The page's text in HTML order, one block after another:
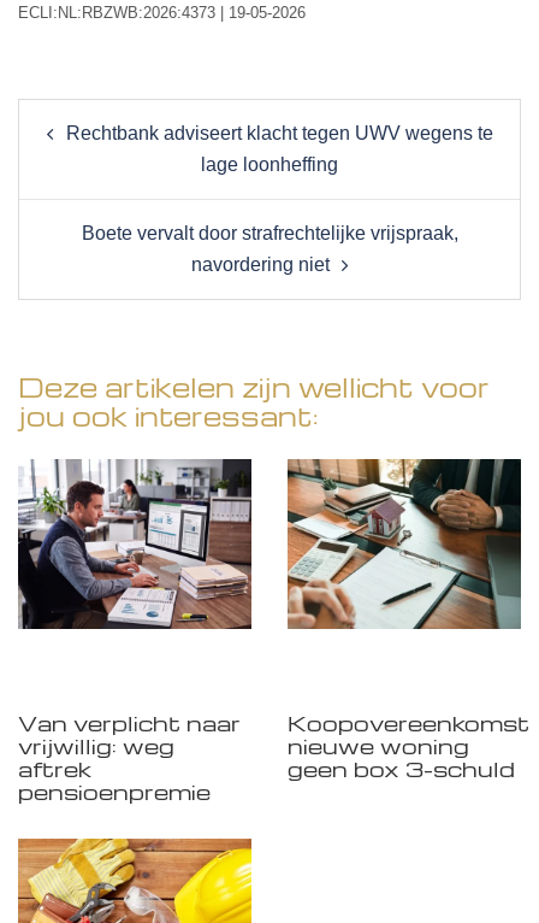
ECLI:NL:RBZWB:2026:4373 | 19-05-2026
Post
navigation
Rechtbank adviseert klacht tegen UWV wegens te
lage loonheffing
Boete vervalt door strafrechtelijke vrijspraak,
navordering niet
Deze artikelen zijn wellicht voor
jou ook interessant:
Van verplicht naar
vrijwillig: weg
aftrek
pensioenpremie
Koopovereenkomst
nieuwe woning
geen box 3-schuld